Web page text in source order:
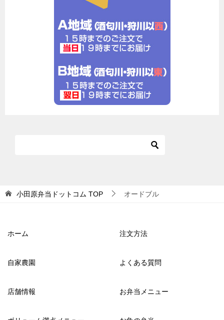
小田原弁当ドットコム TOP オードブル
ホーム 注文方法
自家農園 よくある質問
店舗情報 お弁当メニュー